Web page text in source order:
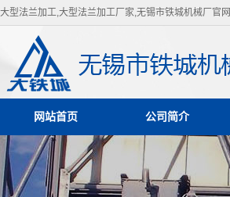
大型法兰加工,大型法兰加工厂家,无锡市铁城机械厂官网
网站首页 公司简介